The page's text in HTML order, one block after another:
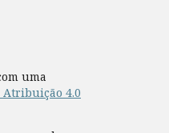
uma
Atribuição 4.0